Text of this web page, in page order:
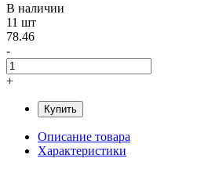
В наличии
11 шт
78.46
-
+
Купить
Описание товара
Характеристики